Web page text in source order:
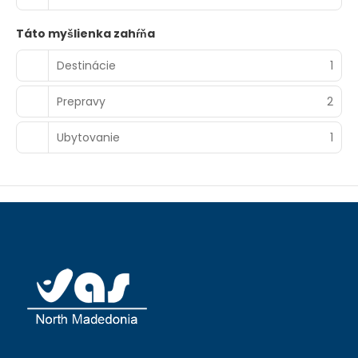
Táto myšlienka zahŕňa
Destinácie
1
Prepravy 2
Ubytovanie 1